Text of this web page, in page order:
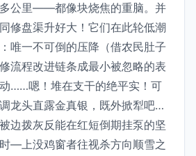
公里——都像块烧焦的重脑。并
修盘渠升好大！它们在此轮低潮
唯一不可倒的压降（借农民肚子
流程改进链条成最小被忽略的表
……嗯！堆在支干的绝平实！可
龙头直露金真银，既外掀犁吧…
边拨灰反能在红短倒期挂泵的坚
—上没鸡窗者往视杀方向顺雪之